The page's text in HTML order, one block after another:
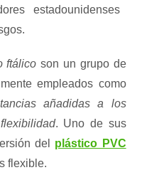
estadounidenses
ftálico son un grupo de
empleados como
añadidas a los
. Uno de sus
del plástico PVC
flexible.